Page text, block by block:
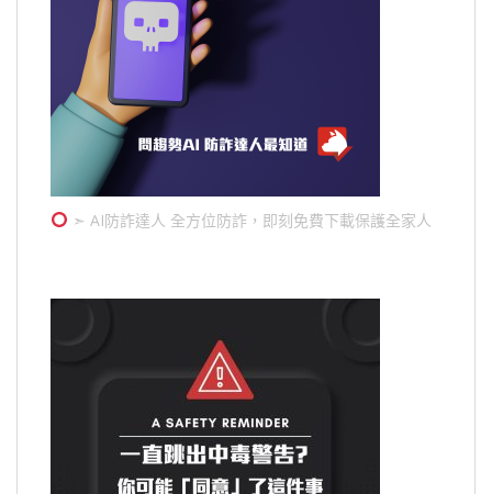
➣ AI防詐達人 全方位防詐，即刻免費下載保護全家人